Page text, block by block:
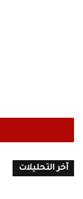
آخر التحليلات